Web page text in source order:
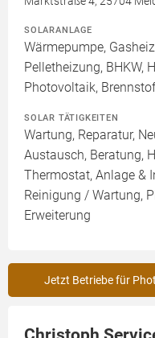
SOLARANLAGE
Wärmepumpe,
Pelletheizung, BHKW,
Photovoltaik,
SOLAR TÄTIGKEITEN
Wartung, Reparatur,
Austausch, Beratung,
Thermostat, Anlage &
Reinigung / Wartung,
Erweiterung
Jetzt Betriebe für